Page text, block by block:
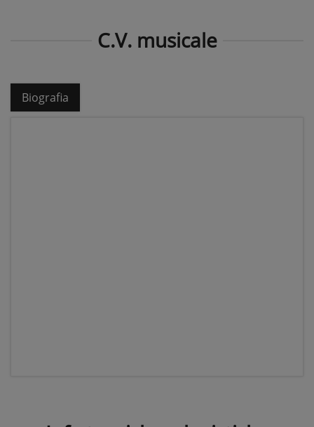
C.V. musicale
Biografia